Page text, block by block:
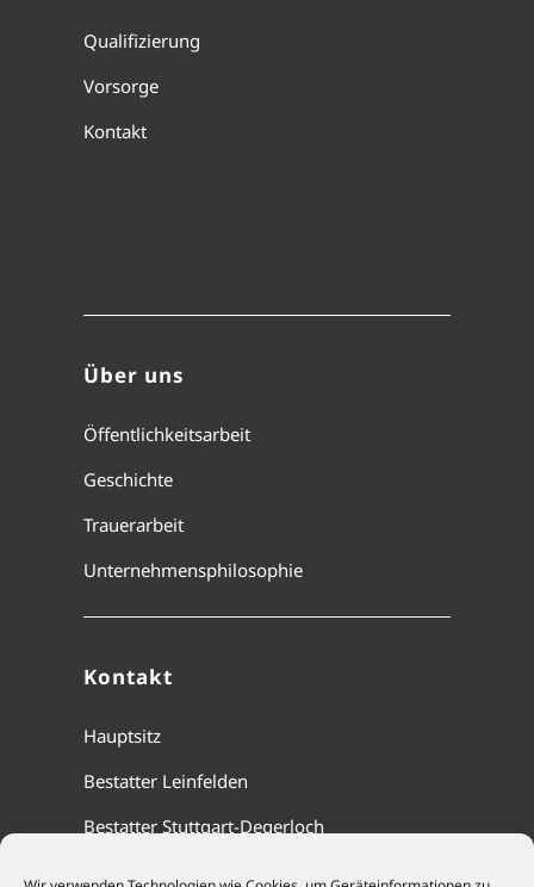
Qualifizierung
Vorsorge
Kontakt
Über uns
Öffentlichkeitsarbeit
Geschichte
Trauerarbeit
Unternehmensphilosophie
Kontakt
Hauptsitz
Bestatter Leinfelden
Bestatter Stuttgart-Degerloch